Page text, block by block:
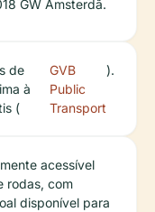
GW Amsterdã.
de
à
(
GVB
Public
Transport
).
acessível
rodas, com
disponível para